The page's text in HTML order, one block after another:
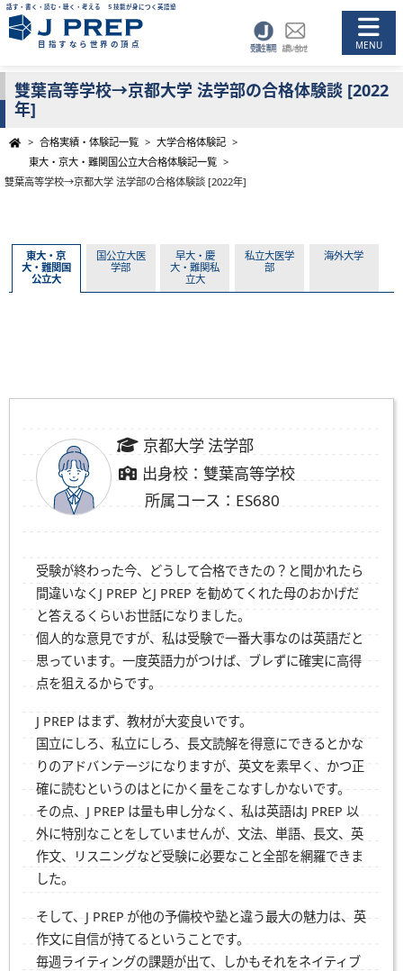
話す・書く・読む・聴く・考える ５技能が身につく英語塾
目指すなら世界の頂点
雙葉高等学校→京都大学 法学部の合格体験談 [2022
年]
> 合格実績・体験記一覧 > 大学合格体験記 >
東大・京大・難関国公立大合格体験記一覧 >
雙葉高等学校→京都大学 法学部の合格体験談 [2022年]
東大・京
大・難関国
公立大
国公立大医
学部
早大・慶
大・難関私
立大
私立大医学
部
海外大学
京都大学 法学部
出身校：雙葉高等学校
所属コース：ES680
受験が終わった今、どうして合格できたの？と聞かれたら
間違いなく J PREP とJ PREP を勧めてくれた母のおかげだ
と答えるくらいお世話になりました。
個人的な意見ですが、私は受験で一番大事なのは英語だと
思っています。一度英語力がつけば、ブレずに確実に高得
点を狙えるからです。
J PREP はまず、教材が大変良いです。
国立にしろ、私立にしろ、長文読解を得意にできるとかな
りのアドバンテージになりますが、英文を素早く、かつ正
確に読むというのはとにかく量をこなすしかないです。
その点、 J PREP は量も申し分なく、私は英語はJ PREP 以
外に特別なことをしていませんが、文法、単語、長文、英
作文、リスニングなど受験に必要なこと全部を網羅できま
した。
そして、J PREP が他の予備校や塾と違う最大の魅力は、英
作文に自信が持てるということです。
毎週ライティングの課題が出て、しかもそれをネイティブ